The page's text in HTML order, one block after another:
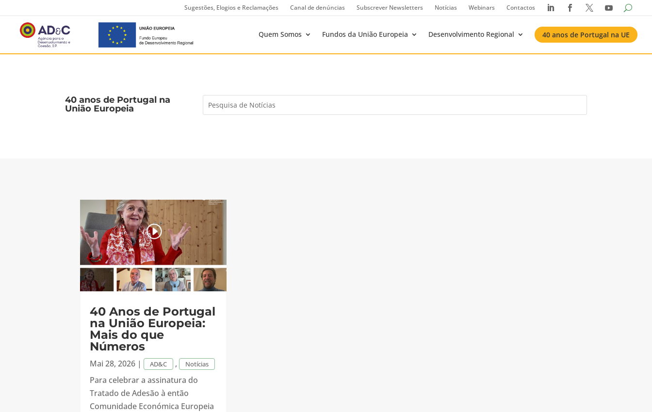
Sugestões, Elogios e Reclamações Canal de denúncias Subscrever Newsletters Notícias Webinars Contactos    
Quem Somos Fundos da União Europeia Desenvolvimento Regional 40 anos de Portugal na UE
40 anos de Portugal na
União Europeia
40 Anos de Portugal
na União Europeia:
Mais do que
Números
Mai 28, 2026 | AD&C , Notícias
Para celebrar a assinatura do
Tratado de Adesão à então
Comunidade Económica Europeia